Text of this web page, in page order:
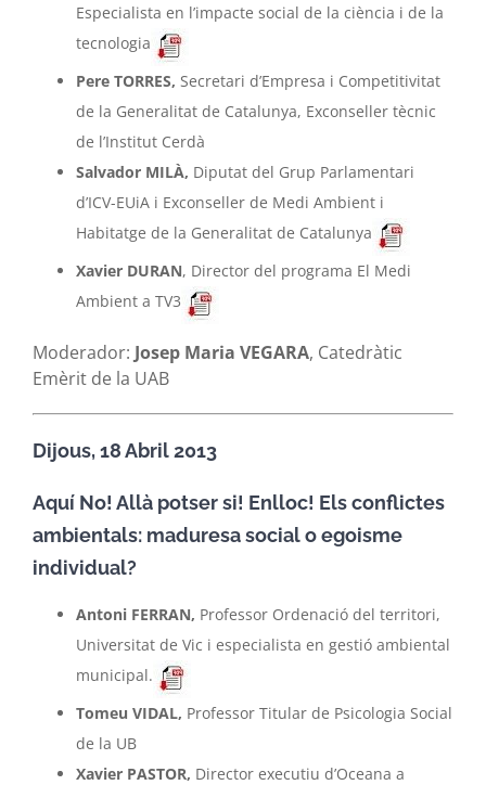
Especialista en l’impacte social de la ciència i de la
tecnologia
Pere TORRES, Secretari d’Empresa i Competitivitat
de la Generalitat de Catalunya, Exconseller tècnic
de l’Institut Cerdà
Salvador MILÀ, Diputat del Grup Parlamentari
d’ICV-EUiA i Exconseller de Medi Ambient i
Habitatge de la Generalitat de Catalunya
Xavier DURAN, Director del programa El Medi
Ambient a TV3
Moderador: Josep Maria VEGARA, Catedràtic
Emèrit de la UAB
Dijous, 18 Abril 2013
Aquí No! Allà potser si! Enlloc! Els conflictes
ambientals: maduresa social o egoisme
individual?
Antoni FERRAN, Professor Ordenació del territori,
Universitat de Vic i especialista en gestió ambiental
municipal.
Tomeu VIDAL, Professor Titular de Psicologia Social
de la UB
Xavier PASTOR, Director executiu d’Oceana a